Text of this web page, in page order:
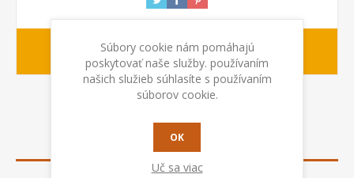
Dodacia lehota:1-2 dny
POPIS
Súbory cookie nám pomáhajú
poskytovať naše služby. používaním
našich služieb súhlasíte s používaním
súborov cookie.
OK
Uč sa viac